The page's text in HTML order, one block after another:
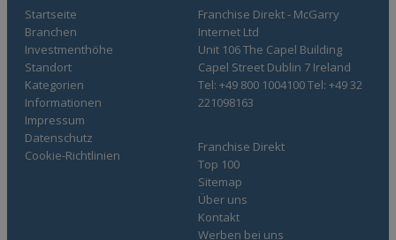
Startseite
Branchen
Investmenthöhe
Standort
Kategorien
Informationen
Franchise Direkt
Top 100
Sitemap
Über uns
Kontakt
Werben bei uns
Impressum
Datenschutz
Cookie-Richtlinien
Franchise Direkt - McGarry
Internet Ltd
Unit 106 The Capel Building
Capel Street Dublin 7 Ireland
Tel: +49 800 1004100 Tel: +49 32
221098163